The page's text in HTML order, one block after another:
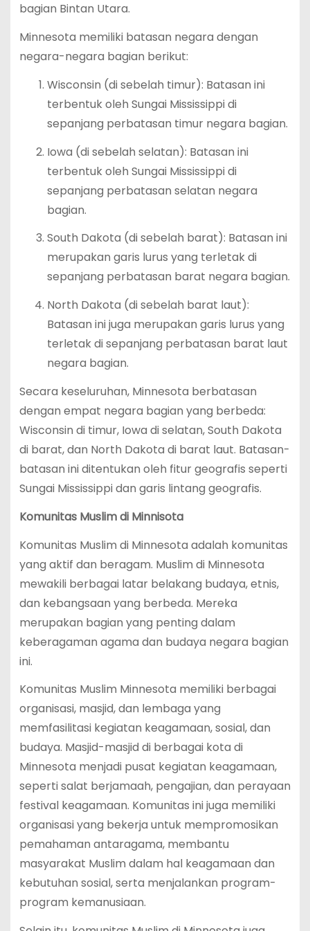
bagian Bintan Utara.
Minnesota memiliki batasan negara dengan
negara-negara bagian berikut:
Wisconsin (di sebelah timur): Batasan ini
terbentuk oleh Sungai Mississippi di
sepanjang perbatasan timur negara bagian.
Iowa (di sebelah selatan): Batasan ini
terbentuk oleh Sungai Mississippi di
sepanjang perbatasan selatan negara
bagian.
South Dakota (di sebelah barat): Batasan ini
merupakan garis lurus yang terletak di
sepanjang perbatasan barat negara bagian.
North Dakota (di sebelah barat laut):
Batasan ini juga merupakan garis lurus yang
terletak di sepanjang perbatasan barat laut
negara bagian.
Secara keseluruhan, Minnesota berbatasan
dengan empat negara bagian yang berbeda:
Wisconsin di timur, Iowa di selatan, South Dakota
di barat, dan North Dakota di barat laut. Batasan-
batasan ini ditentukan oleh fitur geografis seperti
Sungai Mississippi dan garis lintang geografis.
Komunitas Muslim di Minnisota
Komunitas Muslim di Minnesota adalah komunitas
yang aktif dan beragam. Muslim di Minnesota
mewakili berbagai latar belakang budaya, etnis,
dan kebangsaan yang berbeda. Mereka
merupakan bagian yang penting dalam
keberagaman agama dan budaya negara bagian
ini.
Komunitas Muslim Minnesota memiliki berbagai
organisasi, masjid, dan lembaga yang
memfasilitasi kegiatan keagamaan, sosial, dan
budaya. Masjid-masjid di berbagai kota di
Minnesota menjadi pusat kegiatan keagamaan,
seperti salat berjamaah, pengajian, dan perayaan
festival keagamaan. Komunitas ini juga memiliki
organisasi yang bekerja untuk mempromosikan
pemahaman antaragama, membantu
masyarakat Muslim dalam hal keagamaan dan
kebutuhan sosial, serta menjalankan program-
program kemanusiaan.